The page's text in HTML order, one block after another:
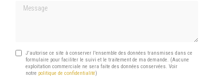
Message
J'autorise ce site à conserver l'ensemble des données transmises dans ce
formulaire pour faciliter le suivi et le traitement de ma demande. (Aucune
exploitation commerciale ne sera faite des données conservées. Voir
notre politique de confidentialité)